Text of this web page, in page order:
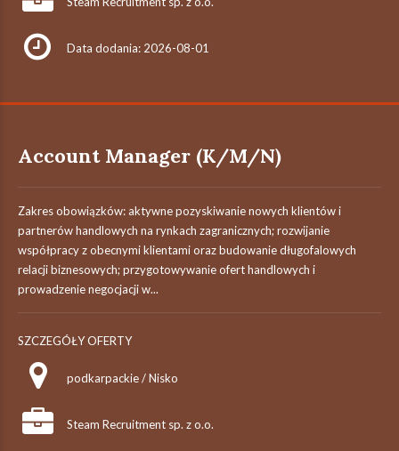
Data dodania: 2026-08-01
Account Manager (K/M/N)
Zakres obowiązków: aktywne pozyskiwanie nowych klientów i
partnerów handlowych na rynkach zagranicznych; rozwijanie
współpracy z obecnymi klientami oraz budowanie długofalowych
relacji biznesowych; przygotowywanie ofert handlowych i
prowadzenie negocjacji w...
SZCZEGÓŁY OFERTY
podkarpackie / Nisko
Steam Recruitment sp. z o.o.